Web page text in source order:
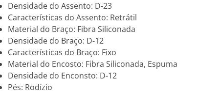
Densidade do Assento: D-23
Características do Assento: Retrátil
Material do Braço: Fibra Siliconada
Densidade do Braço: D-12
Características do Braço: Fixo
Material do Encosto: Fibra Siliconada, Espuma
Densidade do Enconsto: D-12
Pés: Rodízio